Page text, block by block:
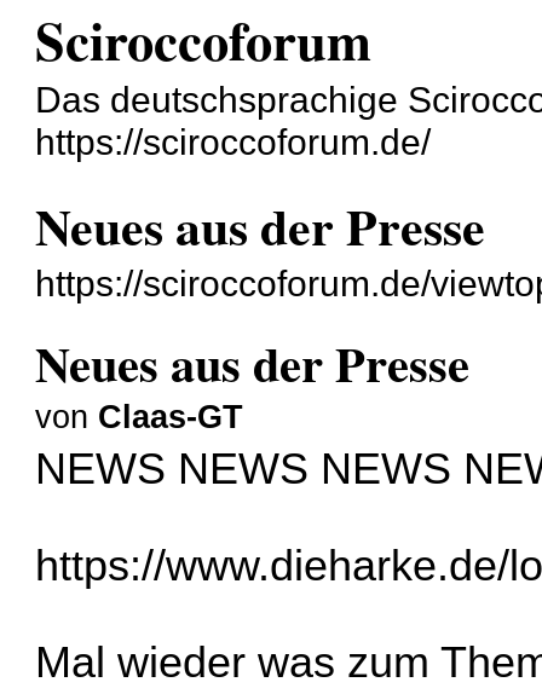
Sciroccoforum
Das deutschsprachige
https://sciroccoforum.de/
Neues aus der Presse
https://sciroccoforum.de/
Neues aus der Presse
von Claas-GT
NEWS NEWS NEWS
https://www.dieharke.de/
Mal wieder was zum